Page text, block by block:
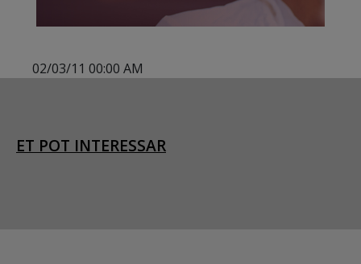
02/03/11 00:00 AM
ET POT INTERESSAR